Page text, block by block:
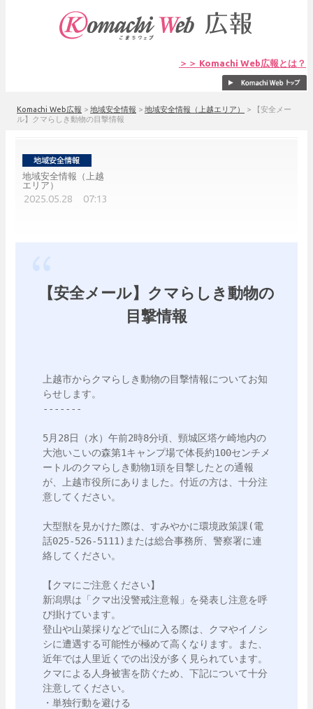
＞＞ Komachi Web広報とは？
Komachi Web広報 > 地域安全情報 > 地域安全情報（上越エリア） >
【安全メー
ル】クマらしき動物の目撃情報
地域安全情報（上越
エリア）
2025.05.28 07:13
【安全メール】クマらしき動物の
目撃情報
上越市からクマらしき動物の目撃情報についてお知
らせします。
-------
5月28日（水）午前2時8分頃、頸城区塔ケ崎地内の
大池いこいの森第1キャンプ場で体長約100センチメ
ートルのクマらしき動物1頭を目撃したとの通報
が、上越市役所にありました。付近の方は、十分注
意してください。
大型獣を見かけた際は、すみやかに環境政策課(電
話025-526-5111)または総合事務所、警察署に連
絡してください。
【クマにご注意ください】
新潟県は「クマ出没警戒注意報」を発表し注意を呼
び掛けています。
登山や山菜採りなどで山に入る際は、クマやイノシ
シに遭遇する可能性が極めて高くなります。また、
近年では人里近くでの出没が多く見られています。
クマによる人身被害を防ぐため、下記について十分
注意してください。
・単独行動を避ける